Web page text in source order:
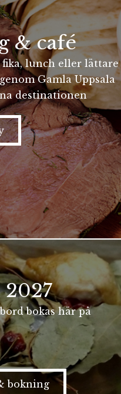
& café
lunch eller lättare
Gamla Uppsala
destinationen
bokas här på
bokning